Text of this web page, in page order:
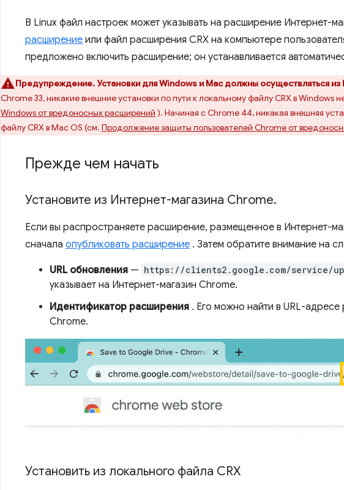
В Linux файл настроек может указывать на расширение Интернет-
расширение или файл расширения CRX на компьютере
предложено включить расширение; он устанавливается
Предупреждение.Установки для Windows и Mac должны осуществляться
Chrome 33, никакие внешние установки по пути к локальному файлу CRX в Windows
Windows от вредоносных расширений ). Начиная с Chrome 44, никакая внешняя
файлу CRX в Mac OS (см. Продолжение защиты пользователей Chrome от
Прежде чем начать
Установите из Интернет-магазина Chrome.
Если вы распространяете расширение, размещенное в Интернет-
сначала опубликовать расширение . Затем обратите внимание на
URL обновления — https://clients2.google.com/service/
указывает на Интернет-магазин Chrome.
Идентификатор расширения . Его можно найти в URL-
Chrome.
Установить из локального файла CRX